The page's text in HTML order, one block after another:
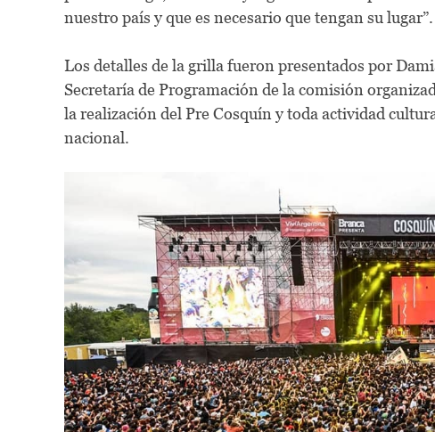
nuestro país y que es necesario que tengan su lugar”.
Los detalles de la grilla fueron presentados por
Secretaría de Programación de la comisión
la realización del Pre Cosquín y toda actividad
nacional.